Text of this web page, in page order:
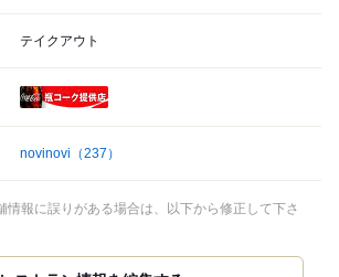
テイクアウト
novinovi （237）
報に誤りがある場合は、以下から修正して下さ